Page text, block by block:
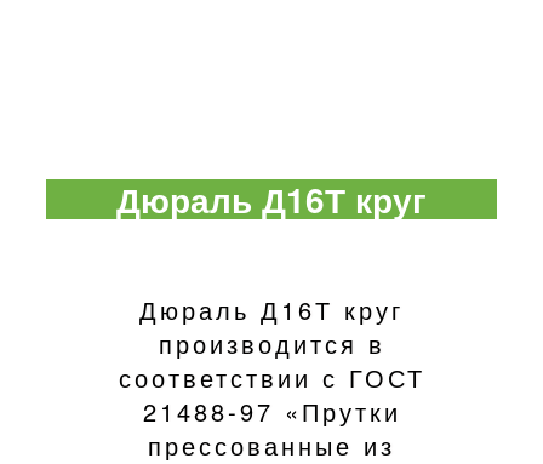
Дюраль Д16Т круг
Дюраль Д16Т круг
производится в
соответствии с ГОСТ
21488-97 «Прутки
прессованные из